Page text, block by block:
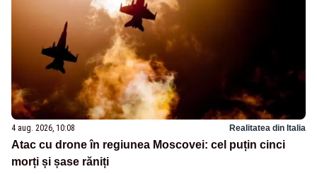
4 aug. 2026, 10:08 Realitatea din Italia
Atac cu drone în regiunea Moscovei: cel puțin cinci
morți și șase răniți